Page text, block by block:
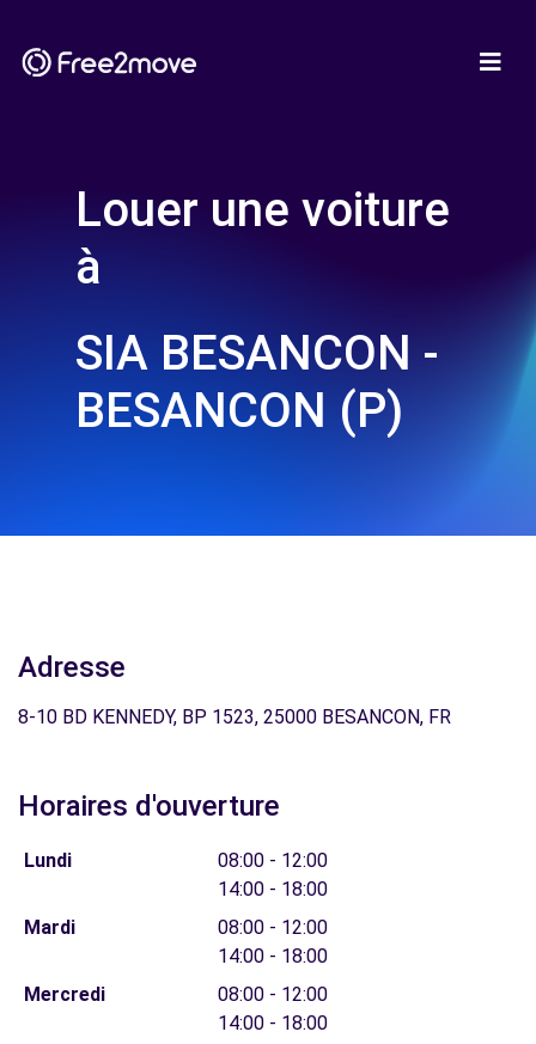
Louer une voiture
à
SIA BESANCON -
BESANCON (P)
Adresse
8-10 BD KENNEDY, BP 1523, 25000 BESANCON, FR
Horaires d'ouverture
Lundi
08:00 - 12:00
14:00 - 18:00
Mardi
08:00 - 12:00
14:00 - 18:00
Mercredi
08:00 - 12:00
14:00 - 18:00